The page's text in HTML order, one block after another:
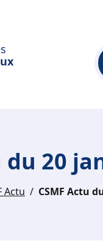
du 20
Actu CSMF Actu